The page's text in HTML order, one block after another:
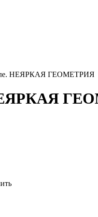
НЕЯРКАЯ ГЕОМЕТРИЯ